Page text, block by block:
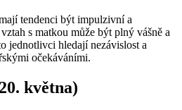
tendenci být impulzivní a
s matkou může být plný vášně a
jednotlivci hledají nezávislost a
očekáváními.
května)